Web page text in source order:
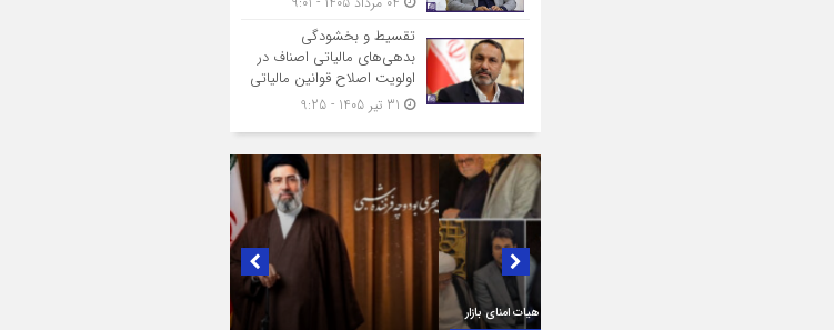
تقسیط و بخشودگی
بدهی‌های مالیاتی اصناف در
اولویت اصلاح قوانین مالیاتی
در لبیک به تصمیم سرنوشت‌ساز مجلس خبرگان رهبری؛
پیام تبریک و بیعت رئیس اتاق اصناف تهران از